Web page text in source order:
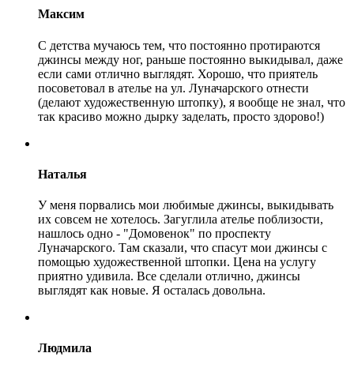
Максим
С детства мучаюсь тем, что постоянно протираются
джинсы между ног, раньше постоянно выкидывал, даже
если сами отлично выглядят. Хорошо, что приятель
посоветовал в ателье на ул. Луначарского отнести
(делают художественную штопку), я вообще не знал, что
так красиво можно дырку заделать, просто здорово!)
Наталья
У меня порвались мои любимые джинсы, выкидывать
их совсем не хотелось. Загуглила ателье поблизости,
нашлось одно - "Домовенок" по проспекту
Луначарского. Там сказали, что спасут мои джинсы с
помощью художественной штопки. Цена на услугу
приятно удивила. Все сделали отлично, джинсы
выглядят как новые. Я осталась довольна.
Людмила